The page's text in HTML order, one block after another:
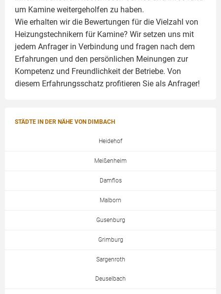
um Kamine weitergeholfen zu haben.
Wie erhalten wir die Bewertungen für die Vielzahl von
Heizungstechnikern für Kamine? Wir setzen uns mit
jedem Anfrager in Verbindung und fragen nach dem
Erfahrungen und den persönlichen Meinungen zur
Kompetenz und Freundlichkeit der Betriebe. Von
diesem Erfahrungsschatz profitieren Sie als Anfrager!
STÄDTE IN DER NÄHE VON DIMBACH
Heidehof
Meißenheim
Damflos
Malborn
Gusenburg
Grimburg
Sargenroth
Deuselbach